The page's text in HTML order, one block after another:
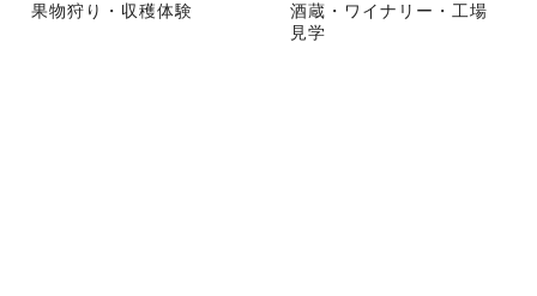
果物狩り・収穫体験
酒蔵・ワイナリー・工場
見学